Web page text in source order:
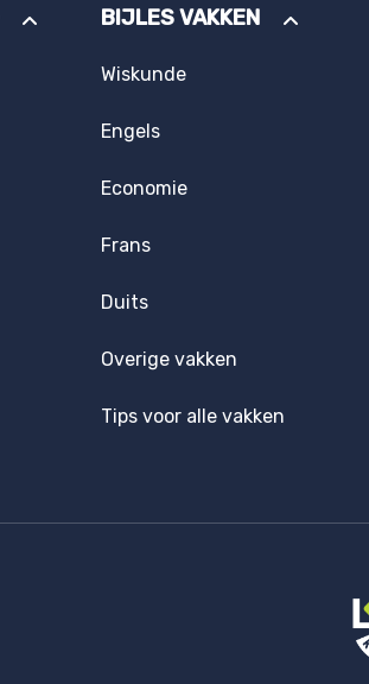
BIJLES VAKKEN
Wiskunde
Engels
Economie
Frans
Duits
Overige vakken
Tips voor alle vakken